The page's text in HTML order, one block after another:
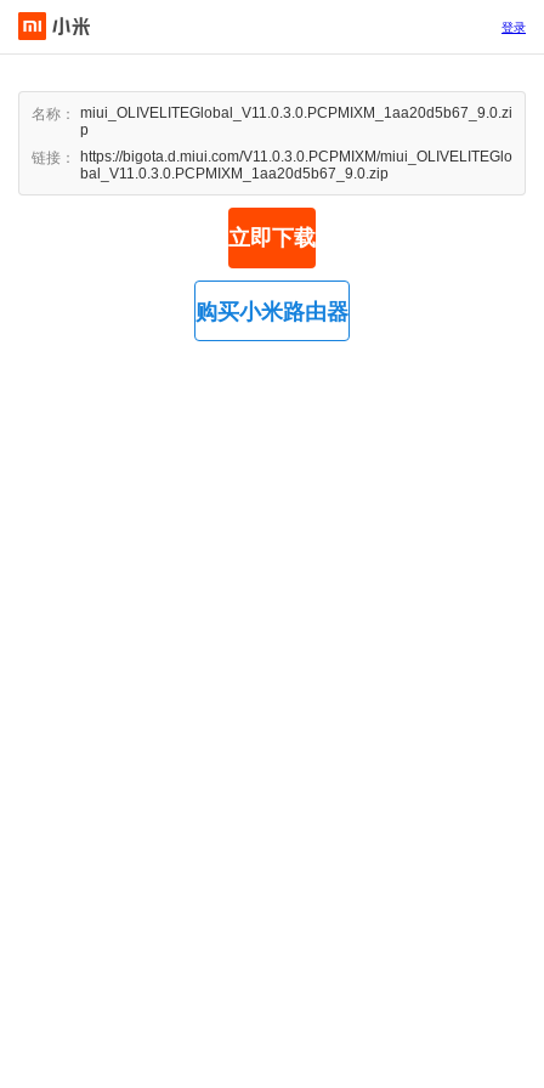
登录
名称：
miui_OLIVELITEGlobal_V11.0.3.0.PCPMIXM_1aa20d5b67_9.0.zi
p
链接：
https://bigota.d.miui.com/V11.0.3.0.PCPMIXM/miui_OLIVELITEGlo
bal_V11.0.3.0.PCPMIXM_1aa20d5b67_9.0.zip
立即下载
购买小米路由器